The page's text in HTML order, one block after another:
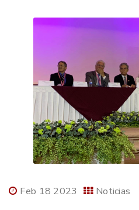
Feb 18 2023 Noticias